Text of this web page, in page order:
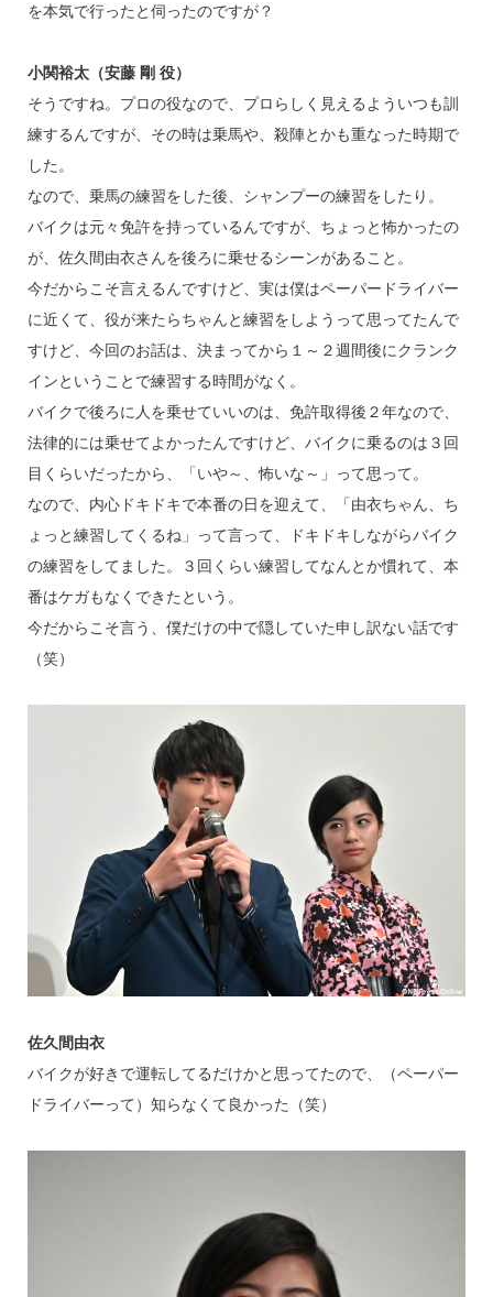
を本気で行ったと伺ったのですが？
小関裕太（安藤 剛 役）
そうですね。プロの役なので、プロらしく見えるよういつも訓
練するんですが、その時は乗馬や、殺陣とかも重なった時期で
した。
なので、乗馬の練習をした後、シャンプーの練習をしたり。
バイクは元々免許を持っているんですが、ちょっと怖かったの
が、佐久間由衣さんを後ろに乗せるシーンがあること。
今だからこそ言えるんですけど、実は僕はペーパードライバー
に近くて、役が来たらちゃんと練習をしようって思ってたんで
すけど、今回のお話は、決まってから１～２週間後にクランク
インということで練習する時間がなく。
バイクで後ろに人を乗せていいのは、免許取得後２年なので、
法律的には乗せてよかったんですけど、バイクに乗るのは３回
目くらいだったから、「いや～、怖いな～」って思って。
なので、内心ドキドキで本番の日を迎えて、「由衣ちゃん、ち
ょっと練習してくるね」って言って、ドキドキしながらバイク
の練習をしてました。３回くらい練習してなんとか慣れて、本
番はケガもなくできたという。
今だからこそ言う、僕だけの中で隠していた申し訳ない話です
（笑）
佐久間由衣
バイクが好きで運転してるだけかと思ってたので、（ペーパー
ドライバーって）知らなくて良かった（笑）